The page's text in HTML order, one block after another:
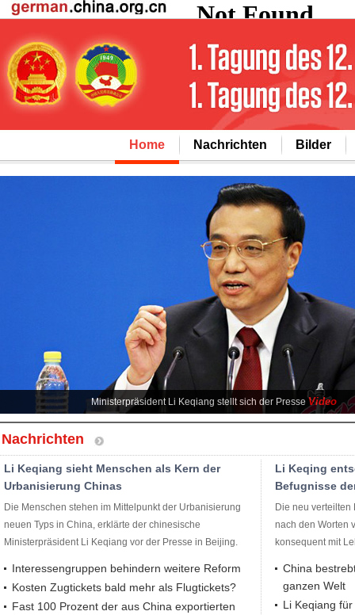
Home Nachrichten Bilder
Ministerpräsident Li Keqiang stellt sich der Presse Video
Nachrichten
Li Keqiang sieht Menschen als Kern der
Urbanisierung Chinas
Die Menschen stehen im Mittelpunkt der Urbanisierung
neuen Typs in China, erklärte der chinesische
Ministerpräsident Li Keqiang vor der Presse in Beijing.
Li Keqing
Befugnisse
Die neu
nach den Worten
konsequent mit
Interessengruppen behindern weitere Reform
Kosten Zugtickets bald mehr als Flugtickets?
Fast 100 Prozent der aus China exportierten
China
ganzen Welt
Li Keqiang